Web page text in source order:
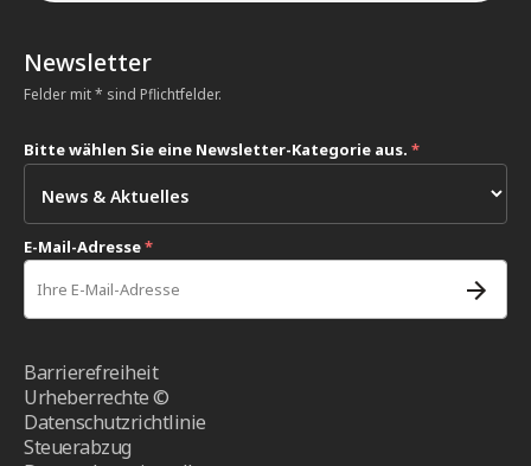
Newsletter
Felder mit * sind Pflichtfelder.
Bitte wählen Sie eine Newsletter-Kategorie aus. *
E-Mail-Adresse*
Barrierefreiheit
Urheberrechte ©
Datenschutzrichtlinie
Steuerabzug